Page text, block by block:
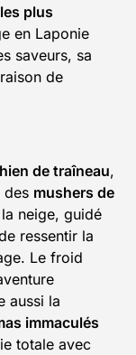
plus
en Laponie
saveurs, sa
de
de traîneau,
des mushers de
neige, guidé
ressentir la
Le froid
aussi la
immaculés
totale avec